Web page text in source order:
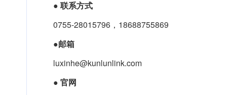
● 联系方式
0755-28015796，18688755869
●邮箱
luxinhe@kunlunlink.com
● 官网